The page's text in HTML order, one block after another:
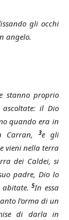
gli occhi
angelo.
stanno proprio
ascoltate: il Dio
quando era in
Carran,
3e gli
vieni nella terra
dei Caldei, si
padre, Dio lo
abitate.5In essa
l’orma di un
di darla in